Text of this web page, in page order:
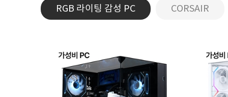
RGB 라이팅 감성 PC CORSAIR